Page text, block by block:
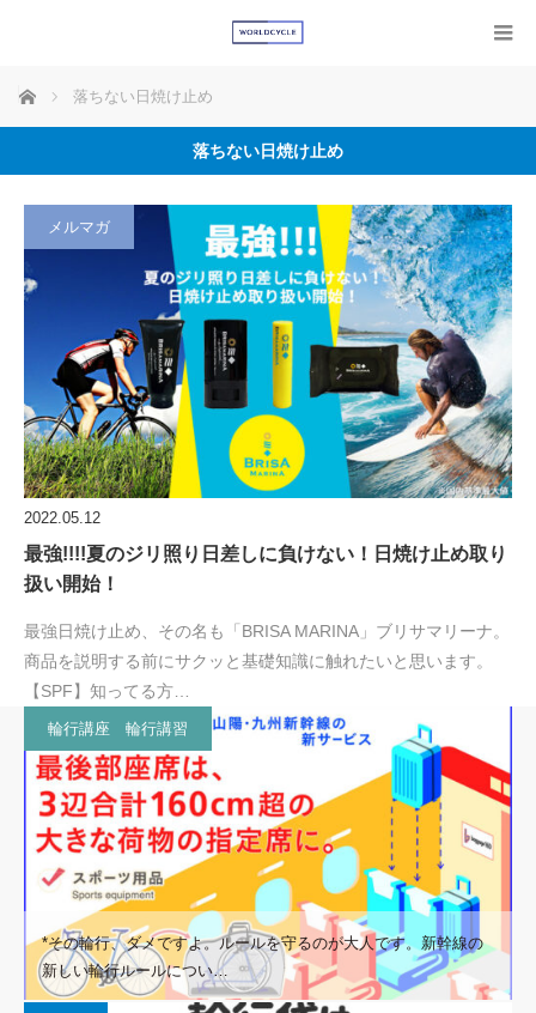
ホーム 落ちない日焼け止め
落ちない日焼け止め
メルマガ
2022.05.12
最強!!!!夏のジリ照り日差しに負けない！日焼け止め取り
扱い開始！
最強日焼け止め、その名も「BRISA MARINA」ブリサマリーナ。
商品を説明する前にサクッと基礎知識に触れたいと思います。
【SPF】知ってる方…
輪行講座 輪行講習
*その輪行、ダメですよ。ルールを守るのが大人です。新幹線の
新しい輪行ルールについ…